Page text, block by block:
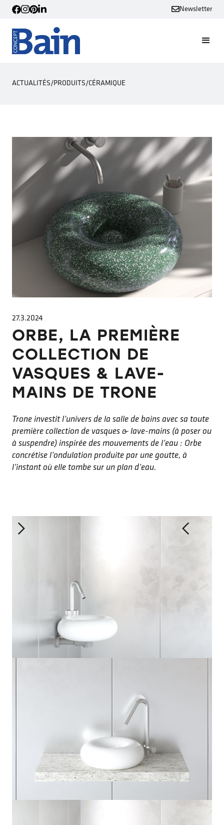
Newsletter
ACTUALITÉS/PRODUITS/CÉRAMIQUE
27.3.2024
ORBE, LA PREMIÈRE
COLLECTION DE
VASQUES & LAVE-
MAINS DE TRONE
Trone investit l’univers de la salle de bains avec sa toute
première collection de vasques & lave-mains (à poser ou
à suspendre) inspirée des mouvements de l’eau : Orbe
concrétise l’ondulation produite par une goutte, à
l’instant où elle tombe sur un plan d’eau.